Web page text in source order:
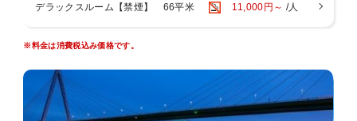
【営業時間】 14：00～24：00（最終入場23：30） / 6：00～9：
※営業時間は変動する場合がございます。
※3歳以下のお子様のご利用はご遠慮いただいております。
※異性の浴室・ロッカールームのご利用は6歳以下とさせていただい
ております。
※タトゥーのあるお客様はスパのご利用をご遠慮いただいておりま
す。
デラックスルーム【禁煙】 66平米 11,000円～ /人
※料金は消費税込み価格です。